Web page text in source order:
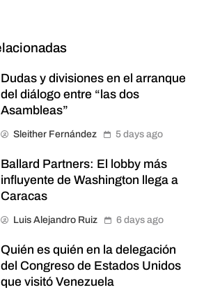
Dudas y divisiones en el arranque
del diálogo entre “las dos
Asambleas”
Sleither Fernández 5 days ago
Ballard Partners: El lobby más
influyente de Washington llega a
Caracas
Luis Alejandro Ruiz 6 days ago
Quién es quién en la delegación
del Congreso de Estados Unidos
que visitó Venezuela